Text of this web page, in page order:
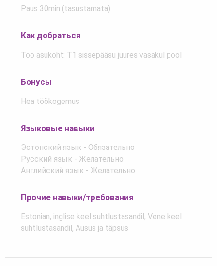
Paus 30min (tasustamata)
Как добраться
Töö asukoht: T1 sissepääsu juures vasakul pool
Бонусы
Hea töökogemus
Языковые навыки
Эстонский язык - Обязательно
Русский язык - Желательно
Английский язык - Желательно
Прочие навыки/требования
Estonian, inglise keel suhtlustasandil, Vene keel
suhtlustasandil, Ausus ja täpsus